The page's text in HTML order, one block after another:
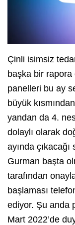
Çinli isimsiz
başka bir rapora
panelleri bu ay
büyük
yandan da 4.
dolaylı olarak
ayında
Gurman başta
tarafından
başlaması
ediyor. Şu anda
Mart 2022’de